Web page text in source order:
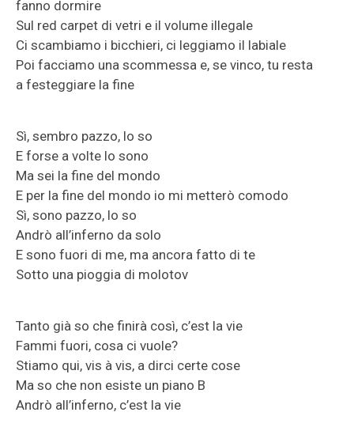
fanno dormire
Sul red carpet di vetri e il volume illegale
Ci scambiamo i bicchieri, ci leggiamo il labiale
Poi facciamo una scommessa e, se vinco, tu resta
a festeggiare la fine
Sì, sembro pazzo, lo so
E forse a volte lo sono
Ma sei la fine del mondo
E per la fine del mondo io mi metterò comodo
Sì, sono pazzo, lo so
Andrò all’inferno da solo
E sono fuori di me, ma ancora fatto di te
Sotto una pioggia di molotov
Tanto già so che finirà così, c’est la vie
Fammi fuori, cosa ci vuole?
Stiamo qui, vis à vis, a dirci certe cose
Ma so che non esiste un piano B
Andrò all’inferno, c’est la vie